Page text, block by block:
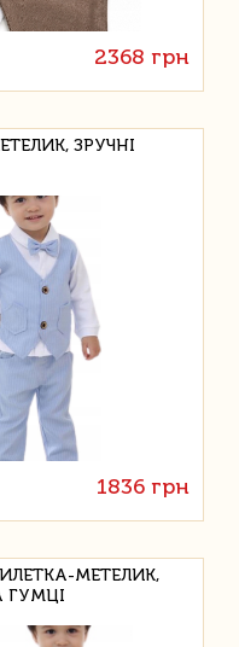
2368 грн
ЗРУЧНІ
1836 грн
МЕТЕЛИК,
ГУМЦІ